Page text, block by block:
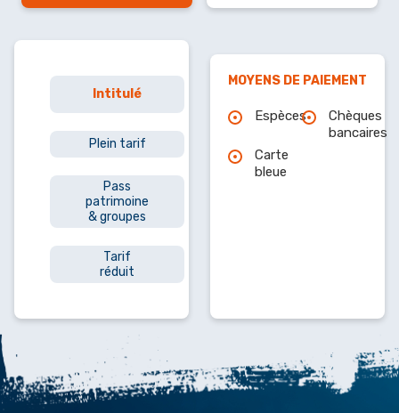
Intitulé
Prix
Plein tarif
Pass
patrimoine
& groupes
Tarif
réduit
MOYENS DE PAIEMENT
Espèces
Chèques
bancaires
Carte
bleue